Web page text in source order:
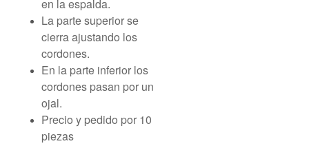
en la espalda.
La parte superior se
cierra ajustando los
cordones.
En la parte inferior los
cordones pasan por un
ojal.
Precio y pedido por 10
piezas